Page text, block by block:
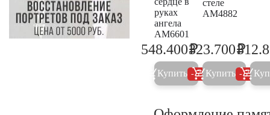
руках
ангела
AM6601
577.300
548.400₽
Купить 5%
стеле
AM4882
323.700₽
Купить 5%